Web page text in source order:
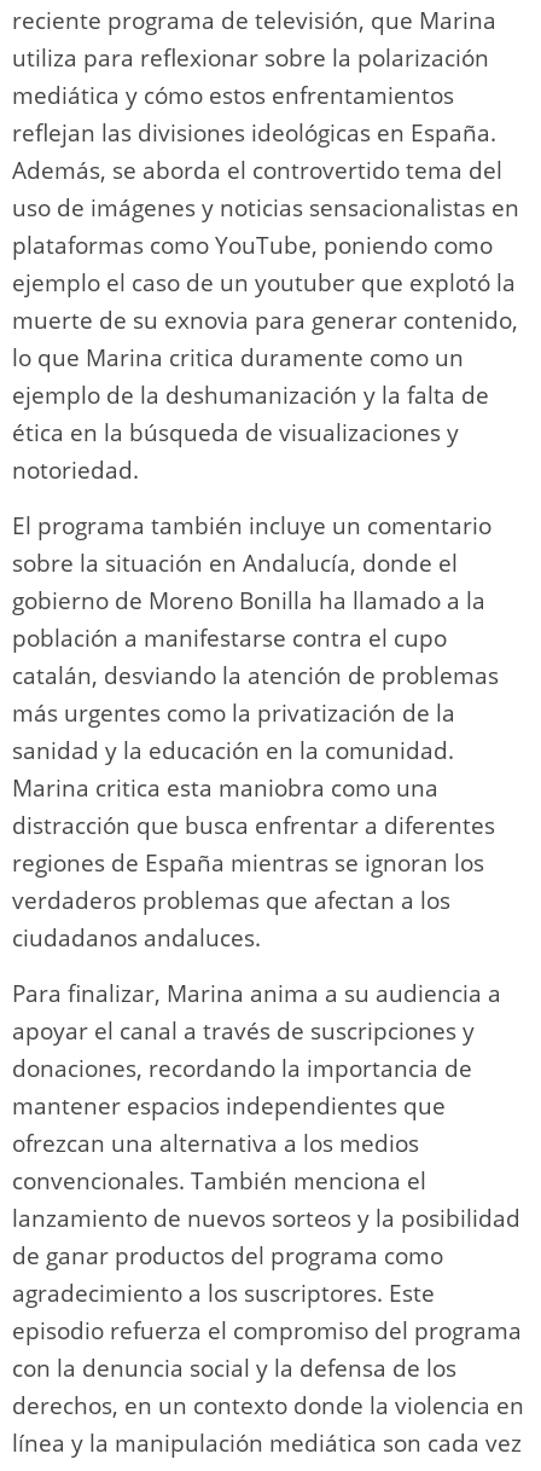
reciente programa de televisión, que Marina
utiliza para reflexionar sobre la polarización
mediática y cómo estos enfrentamientos
reflejan las divisiones ideológicas en España.
Además, se aborda el controvertido tema del
uso de imágenes y noticias sensacionalistas en
plataformas como YouTube, poniendo como
ejemplo el caso de un youtuber que explotó la
muerte de su exnovia para generar contenido,
lo que Marina critica duramente como un
ejemplo de la deshumanización y la falta de
ética en la búsqueda de visualizaciones y
notoriedad.
El programa también incluye un comentario
sobre la situación en Andalucía, donde el
gobierno de Moreno Bonilla ha llamado a la
población a manifestarse contra el cupo
catalán, desviando la atención de problemas
más urgentes como la privatización de la
sanidad y la educación en la comunidad.
Marina critica esta maniobra como una
distracción que busca enfrentar a diferentes
regiones de España mientras se ignoran los
verdaderos problemas que afectan a los
ciudadanos andaluces.
Para finalizar, Marina anima a su audiencia a
apoyar el canal a través de suscripciones y
donaciones, recordando la importancia de
mantener espacios independientes que
ofrezcan una alternativa a los medios
convencionales. También menciona el
lanzamiento de nuevos sorteos y la posibilidad
de ganar productos del programa como
agradecimiento a los suscriptores. Este
episodio refuerza el compromiso del programa
con la denuncia social y la defensa de los
derechos, en un contexto donde la violencia en
línea y la manipulación mediática son cada vez